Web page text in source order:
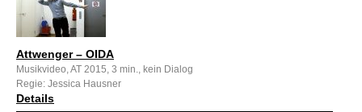
Attwenger – OIDA
Musikvideo, AT 2015, 3 min., kein Dialog
Regie: Jessica Hausner
Details